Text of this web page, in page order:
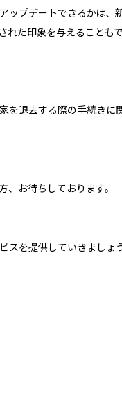
プデートできるかは
た印象を与えること
退去する際の手続きに
お待ちしております。
を提供していきましょう